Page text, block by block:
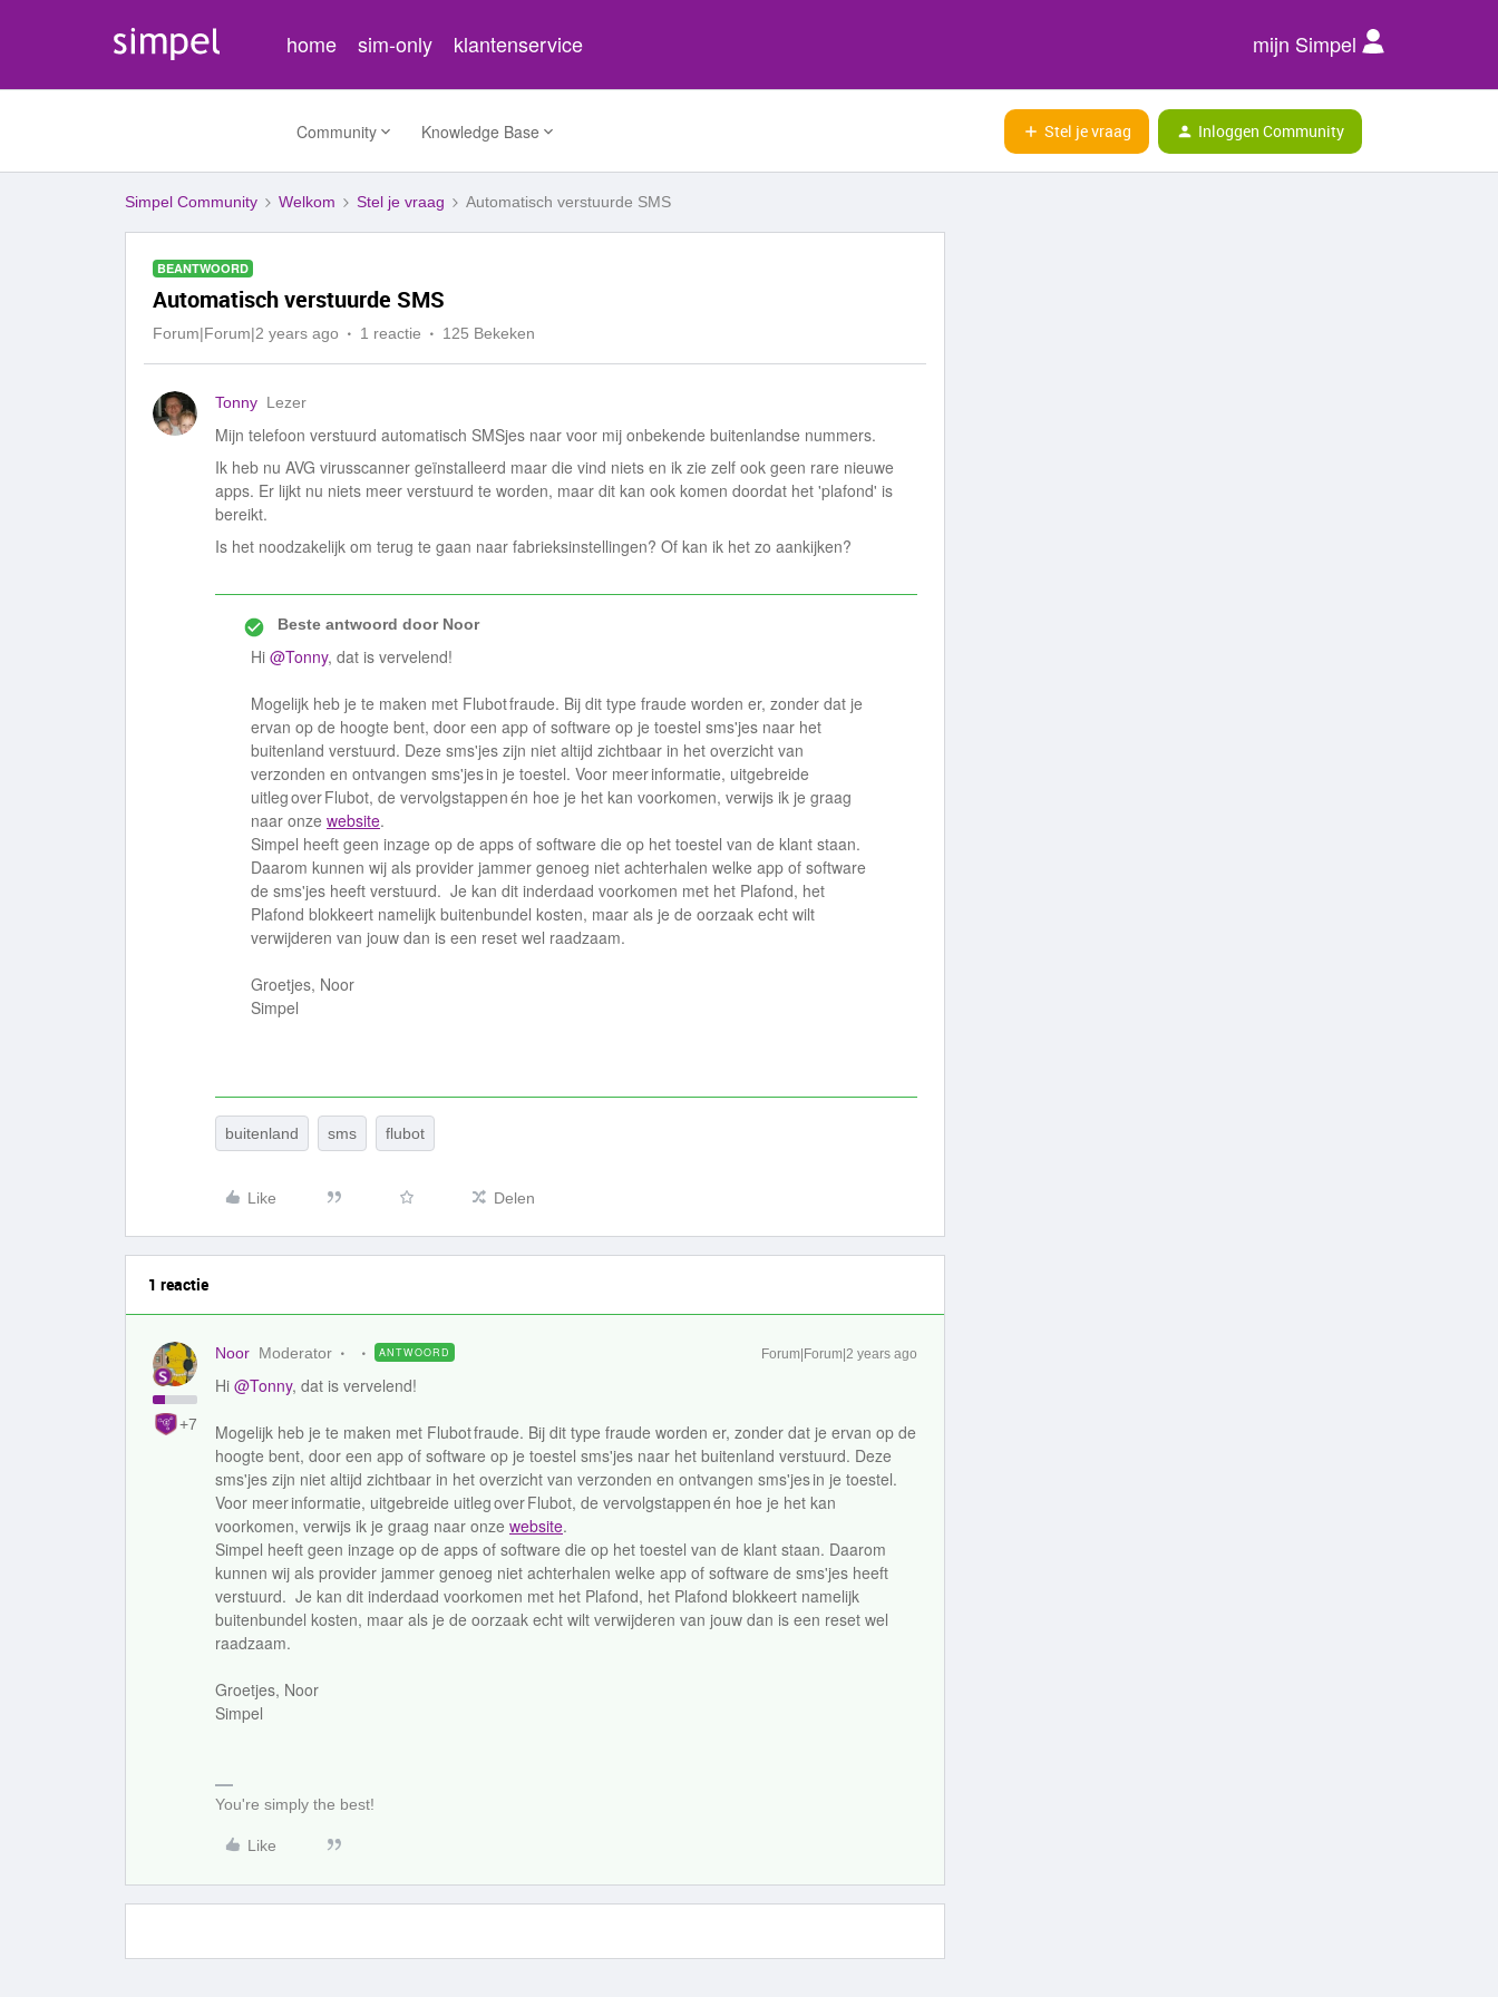
home sim-only klantenservice mijn Simpel
Community Knowledge Base Stel je vraag Inloggen Community
Simpel Community Welkom Stel je vraag Automatisch verstuurde SMS
BEANTWOORD
Automatisch verstuurde SMS
Forum|Forum|2 years ago 1 reactie 125 Bekeken
Tonny Lezer
Mijn telefoon verstuurd automatisch SMSjes naar voor mij onbekende buitenlandse nummers.
Ik heb nu AVG virusscanner geïnstalleerd maar die vind niets en ik zie zelf ook geen rare nieuwe
apps. Er lijkt nu niets meer verstuurd te worden, maar dit kan ook komen doordat het 'plafond' is
bereikt.
Is het noodzakelijk om terug te gaan naar fabrieksinstellingen? Of kan ik het zo aankijken?
Beste antwoord doorNoor
Hi @Tonny, dat is vervelend!
Mogelijk heb je te maken met Flubot fraude. Bij dit type fraude worden er, zonder dat je
ervan op de hoogte bent, door een app of software op je toestel sms'jes naar het
buitenland verstuurd. Deze sms'jes zijn niet altijd zichtbaar in het overzicht van
verzonden en ontvangen sms'jes in je toestel. Voor meer informatie, uitgebreide
uitleg over Flubot, de vervolgstappen én hoe je het kan voorkomen, verwijs ik je graag
naar onze website.
Simpel heeft geen inzage op de apps of software die op het toestel van de klant staan.
Daarom kunnen wij als provider jammer genoeg niet achterhalen welke app of software
de sms'jes heeft verstuurd. Je kan dit inderdaad voorkomen met het Plafond, het
Plafond blokkeert namelijk buitenbundel kosten, maar als je de oorzaak echt wilt
verwijderen van jouw dan is een reset wel raadzaam.
Groetjes, Noor
Simpel
buitenland sms flubot
Like Delen
1 reactie
+7
Noor Moderator ANTWOORD Forum|Forum|2 years ago
Hi @Tonny, dat is vervelend!
Mogelijk heb je te maken met Flubot fraude. Bij dit type fraude worden er, zonder dat je ervan op de
hoogte bent, door een app of software op je toestel sms'jes naar het buitenland verstuurd. Deze
sms'jes zijn niet altijd zichtbaar in het overzicht van verzonden en ontvangen sms'jes in je toestel.
Voor meer informatie, uitgebreide uitleg over Flubot, de vervolgstappen én hoe je het kan
voorkomen, verwijs ik je graag naar onze website.
Simpel heeft geen inzage op de apps of software die op het toestel van de klant staan. Daarom
kunnen wij als provider jammer genoeg niet achterhalen welke app of software de sms'jes heeft
verstuurd. Je kan dit inderdaad voorkomen met het Plafond, het Plafond blokkeert namelijk
buitenbundel kosten, maar als je de oorzaak echt wilt verwijderen van jouw dan is een reset wel
raadzaam.
Groetjes, Noor
Simpel
You're simply the best!
Like